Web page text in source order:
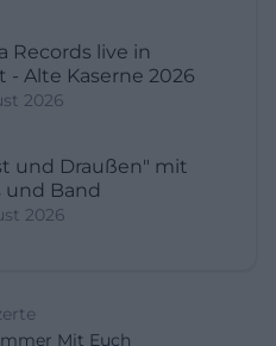
Records live in
- Alte Kaserne 2026
2026
und Draußen" mit
und Band
2026
Mit Euch